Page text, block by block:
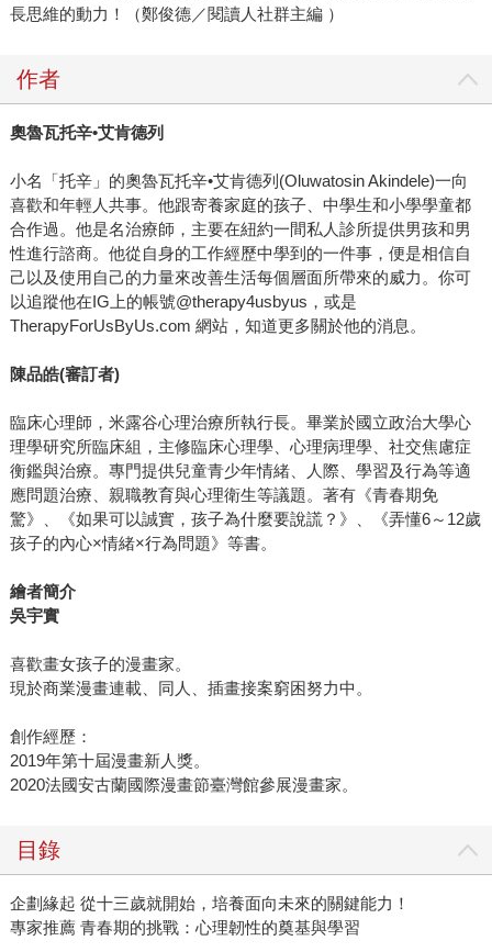
長思維的動力！（鄭俊德／閱讀人社群主編 ）
作者
奧魯瓦托辛•艾肯德列
小名「托辛」的奧魯瓦托辛•艾肯德列(Oluwatosin Akindele)一向
喜歡和年輕人共事。他跟寄養家庭的孩子、中學生和小學學童都
合作過。他是名治療師，主要在紐約一間私人診所提供男孩和男
性進行諮商。他從自身的工作經歷中學到的一件事，便是相信自
己以及使用自己的力量來改善生活每個層面所帶來的威力。你可
以追蹤他在IG上的帳號@therapy4usbyus，或是
TherapyForUsByUs.com 網站，知道更多關於他的消息。
陳品皓(審訂者)
臨床心理師，米露谷心理治療所執行長。畢業於國立政治大學心
理學研究所臨床組，主修臨床心理學、心理病理學、社交焦慮症
衡鑑與治療。專門提供兒童青少年情緒、人際、學習及行為等適
應問題治療、親職教育與心理衛生等議題。著有《青春期免
驚》、《如果可以誠實，孩子為什麼要說謊？》、《弄懂6～12歲
孩子的內心×情緒×行為問題》等書。
繪者簡介
吳宇實
喜歡畫女孩子的漫畫家。
現於商業漫畫連載、同人、插畫接案窮困努力中。
創作經歷：
2019年第十屆漫畫新人獎。
2020法國安古蘭國際漫畫節臺灣館參展漫畫家。
目錄
企劃緣起 從十三歲就開始，培養面向未來的關鍵能力！
專家推薦 青春期的挑戰：心理韌性的奠基與學習